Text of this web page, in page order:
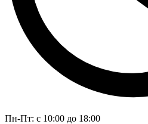
Пн-Пт: с 10:00 до 18:00